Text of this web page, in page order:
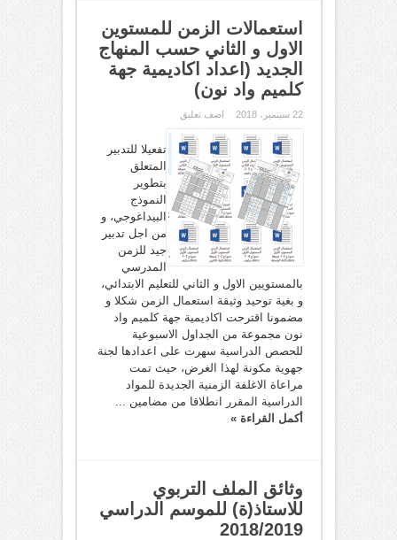
استعمالات الزمن للمستوين
الاول و الثاني حسب المنهاج
الجديد (اعداد اكاديمية جهة
كلميم واد نون)
22 سبتمبر، 2018 اضف تعليق
تفعيلا للتدبير
المتعلق
بتطوير
النموذج
البيداغوجي، و
من اجل تدبير
جيد للزمن
المدرسي
بالمستويين الاول و الثاني للتعليم الابتدائي،
و بغية توحيد وثيقة استعمال الزمن شكلا و
مضمونا اقترحت اكاديمية جهة كلميم واد
نون مجموعة من الجداول الاسبوعية
للحصص الدراسية سهرت على اعدادها لجنة
جهوية مكونة لهذا الغرض، حيث تمت
مراعاة الاغلفة الزمنية الجديدة للمواد
الدراسية المقرر انطلاقا من مضامين ...
أكمل القراءة »
وثائق الملف التربوي
للاستاذ(ة) للموسم الدراسي
2018/2019